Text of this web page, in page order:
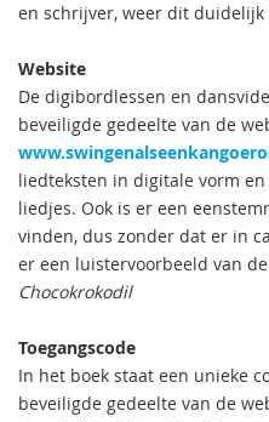
en schrijver, weer dit duidelijk
Website
De digibordlessen en
beveiligde gedeelte van de
liedteksten in digitale vorm
liedjes. Ook is er een
vinden, dus zonder dat er in
er een luistervoorbeeld van
Chocokrokodil
Toegangscode
In het boek staat een unieke
beveiligde gedeelte van de